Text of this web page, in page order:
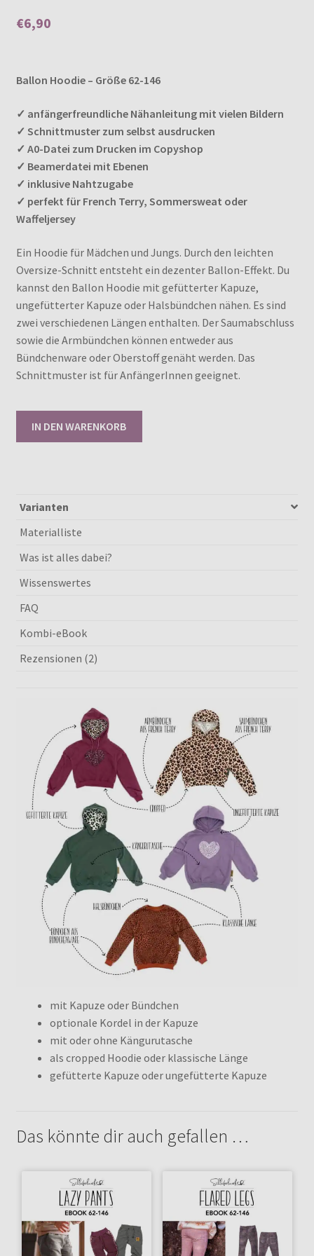
basierend auf
€6,90
Ballon Hoodie – Größe 62-146
✓ anfängerfreundliche Nähanleitung mit vielen Bildern
✓ Schnittmuster zum selbst ausdrucken
✓ A0-Datei zum Drucken im Copyshop
✓ Beamerdatei mit Ebenen
✓ inklusive Nahtzugabe
✓ perfekt für French Terry, Sommersweat oder
Waffeljersey
Ein Hoodie für Mädchen und Jungs. Durch den leichten
Oversize-Schnitt entsteht ein dezenter Ballon-Effekt. Du
kannst den Ballon Hoodie mit gefütterter Kapuze,
ungefütterter Kapuze oder Halsbündchen nähen. Es sind
zwei verschiedenen Längen enthalten. Der Saumabschluss
sowie die Armbündchen können entweder aus
Bündchenware oder Oberstoff genäht werden. Das
Schnittmuster ist für AnfängerInnen geeignet.
[Digital]
IN DEN WARENKORB
Varianten
Materialliste
Was ist alles dabei?
Wissenswertes
FAQ
Kombi-eBook
Rezensionen (2)
mit Kapuze oder Bündchen
optionale Kordel in der Kapuze
mit oder ohne Kängurutasche
als cropped Hoodie oder klassische Länge
gefütterte Kapuze oder ungefütterte Kapuze
Das könnte dir auch gefallen …